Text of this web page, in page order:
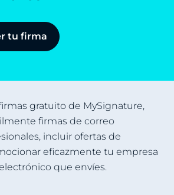
tu firma
gratuito de MySignature,
firmas de correo
incluir ofertas de
eficazmente tu empresa
que envíes.